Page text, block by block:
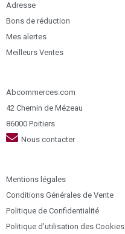
Adresse
Bons de réduction
Mes alertes
Meilleurs Ventes
Abcommerces.com
42 Chemin de Mézeau
86000 Poitiers
Nous contacter
Mentions légales
Conditions Générales de Vente
Politique de Confidentialité
Politique d’utilisation des Cookies